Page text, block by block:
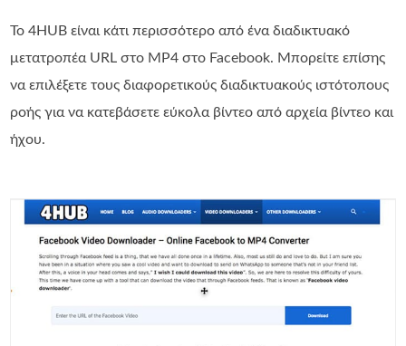
Το 4HUB είναι κάτι περισσότερο από ένα διαδικτυακό
μετατροπέα URL στο MP4 στο Facebook. Μπορείτε επίσης
να επιλέξετε τους διαφορετικούς διαδικτυακούς ιστότοπους
ροής για να κατεβάσετε εύκολα βίντεο από αρχεία βίντεο και
ήχου.